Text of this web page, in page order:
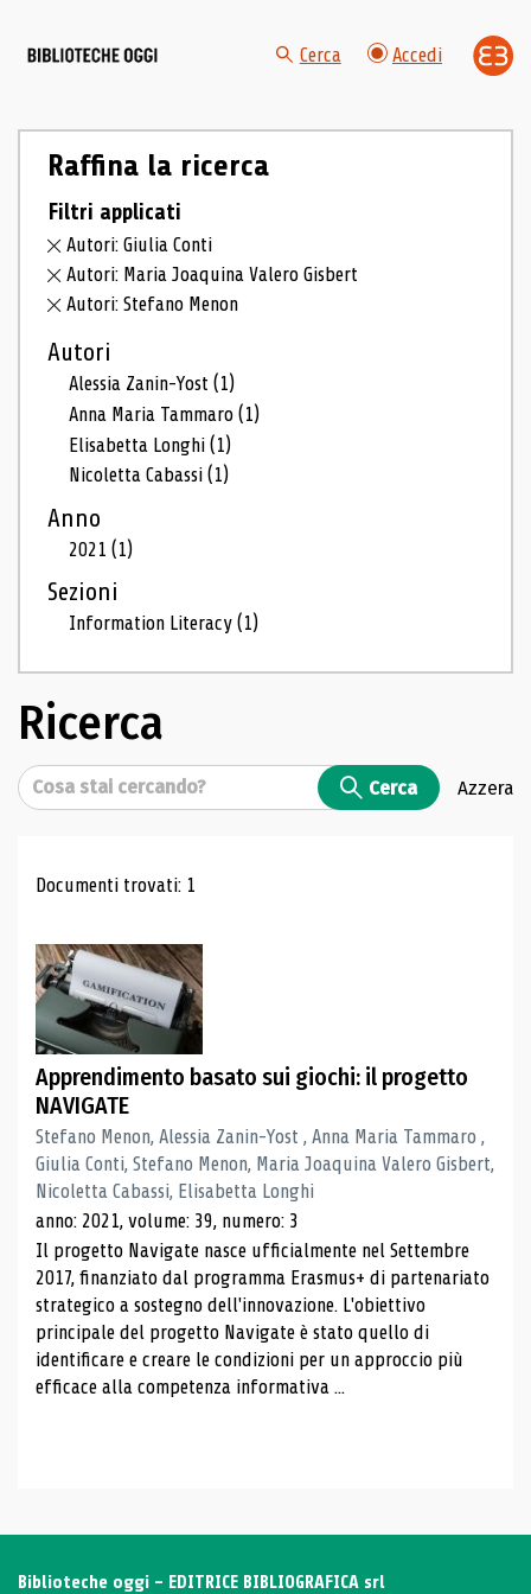
Cerca Accedi
Raffina la ricerca
Filtri applicati
Autori: Giulia Conti
Autori: Maria Joaquina Valero Gisbert
Autori: Stefano Menon
Autori
Alessia Zanin-Yost(1)
Anna Maria Tammaro(1)
Elisabetta Longhi(1)
Nicoletta Cabassi(1)
Anno
2021(1)
Sezioni
Information Literacy(1)
Ricerca
Cerca Cerca Azzera
Risultati di ricerca
Documenti trovati: 1
Apprendimento basato sui giochi: il progetto
NAVIGATE
Stefano Menon, Alessia Zanin-Yost , Anna Maria Tammaro ,
Giulia Conti, Stefano Menon, Maria Joaquina Valero Gisbert,
Nicoletta Cabassi, Elisabetta Longhi
anno: 2021, volume: 39, numero: 3
Il progetto Navigate nasce ufficialmente nel Settembre
2017, finanziato dal programma Erasmus+ di partenariato
strategico a sostegno dell'innovazione. L'obiettivo
principale del progetto Navigate è stato quello di
identificare e creare le condizioni per un approccio più
efficace alla competenza informativa ...
Biblioteche oggi - EDITRICE BIBLIOGRAFICA srl